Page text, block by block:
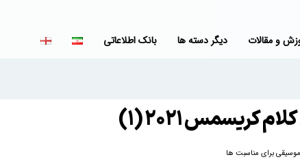
و مقالات دیگر دسته ها بانک اطلاعاتی
کریسمس ۲۰۲۱ (۱)
موسیقی برای مناسبت ها